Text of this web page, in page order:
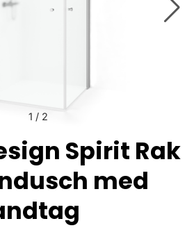
1 / 2
Spirit Rak
med